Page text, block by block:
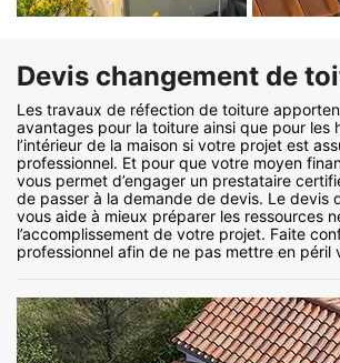
Devis changement de
Les travaux de réfection de toiture
avantages pour la toiture ainsi que pour les
l’intérieur de la maison si votre projet est
professionnel. Et pour que votre moyen
vous permet d’engager un prestataire
de passer à la demande de devis. Le devis
vous aide à mieux préparer les ressources
l’accomplissement de votre projet. Faite
professionnel afin de ne pas mettre en péril